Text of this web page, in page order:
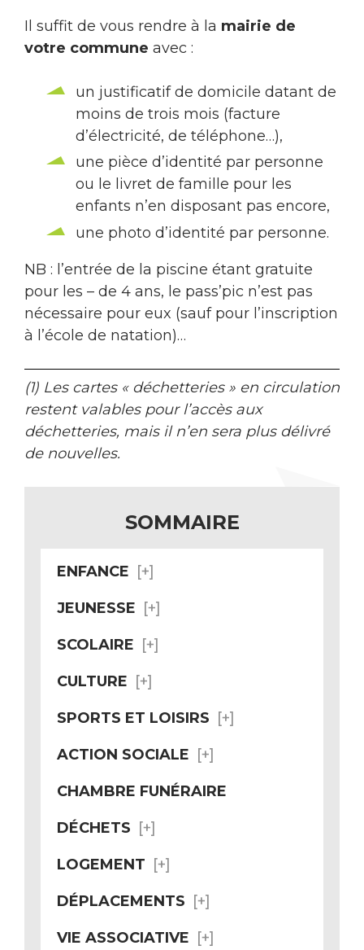
Il suffit de vous rendre à la mairie de
votre commune avec :
un justificatif de domicile datant de
moins de trois mois (facture
d’électricité, de téléphone…),
une pièce d’identité par personne
ou le livret de famille pour les
enfants n’en disposant pas encore,
une photo d’identité par personne.
NB : l’entrée de la piscine étant gratuite
pour les – de 4 ans, le pass’pic n’est pas
nécessaire pour eux (sauf pour l’inscription
à l’école de natation)…
(1) Les cartes « déchetteries » en circulation
restent valables pour l’accès aux
déchetteries, mais il n’en sera plus délivré
de nouvelles.
SOMMAIRE
ENFANCE
JEUNESSE
SCOLAIRE
CULTURE
SPORTS ET LOISIRS
ACTION SOCIALE
CHAMBRE FUNÉRAIRE
DÉCHETS
LOGEMENT
DÉPLACEMENTS
VIE ASSOCIATIVE